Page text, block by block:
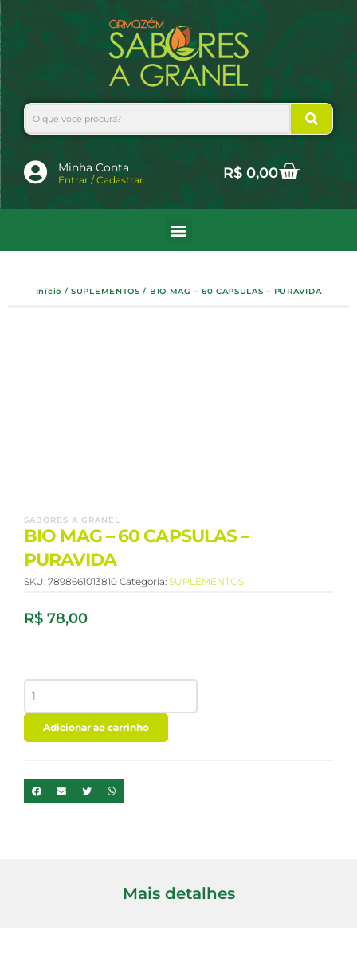
para
o
conteúdo
Search
Minha Conta
Entrar / Cadastrar R$0,00Cart
Início /SUPLEMENTOS / BIO MAG – 60 CAPSULAS – PURAVIDA
SABORES A GRANEL
BIO MAG – 60 CAPSULAS –
PURAVIDA
SKU: 7898661013810 Categoria: SUPLEMENTOS
R$ 78,00
MAG
-
CAPSULAS
PURAVIDA
quantidade
Adicionar ao carrinho
Mais detalhes